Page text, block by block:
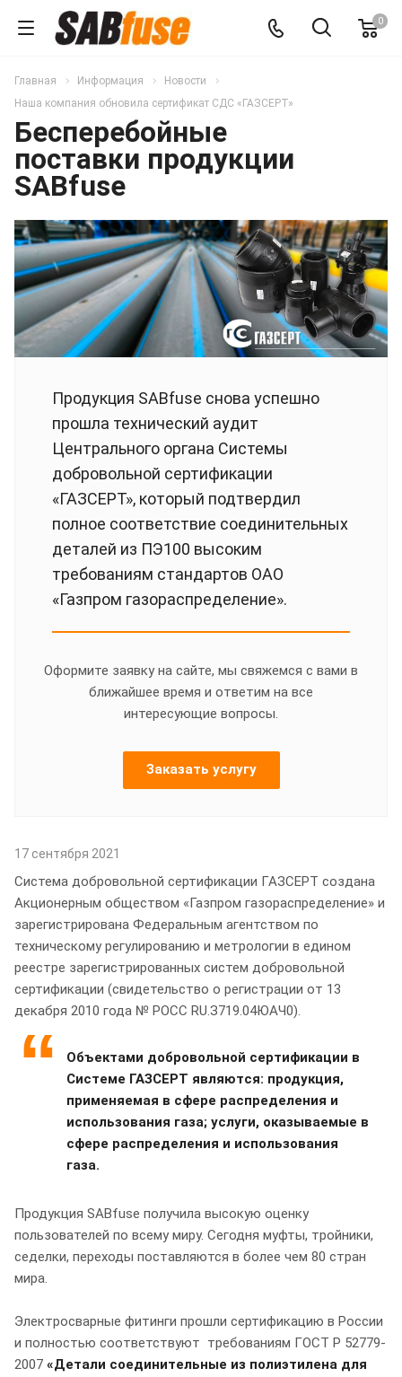
0
Главная Информация
Новости
Наша компания обновила сертификат СДС «ГАЗСЕРТ»
Бесперебойные
поставки продукции
SABfuse
Продукция SABfuse снова успешно
прошла технический аудит
Центрального органа Системы
добровольной сертификации
«ГАЗСЕРТ», который подтвердил
полное соответствие соединительных
деталей из ПЭ100 высоким
требованиям стандартов ОАО
«Газпром газораспределение».
Оформите заявку на сайте, мы свяжемся с вами в
ближайшее время и ответим на все
интересующие вопросы.
Заказать услугу
17 сентября 2021
Система добровольной сертификации ГАЗСЕРТ создана
Акционерным обществом «Газпром газораспределение» и
зарегистрирована Федеральным агентством по
техническому регулированию и метрологии в едином
реестре зарегистрированных систем добровольной
сертификации (свидетельство о регистрации от 13
декабря 2010 года № РОСС RU.З719.04ЮАЧ0).
Объектами добровольной сертификации в
Системе ГАЗСЕРТ являются: продукция,
применяемая в сфере распределения и
использования газа; услуги, оказываемые в
сфере распределения и использования
газа.
Продукция SABfuse получила высокую оценку
пользователей по всему миру. Сегодня муфты, тройники,
седелки, переходы поставляются в более чем 80 стран
мира.
Электросварные фитинги прошли сертификацию в России
и полностью соответствуют требованиям ГОСТ Р 52779-
2007 «Детали соединительные из полиэтилена для